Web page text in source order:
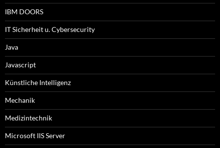
IBM DOORS
IT Sicherheit u. Cybersecurity
Java
Javascript
Künstliche Intelligenz
Mechanik
Medizintechnik
Microsoft IIS Server